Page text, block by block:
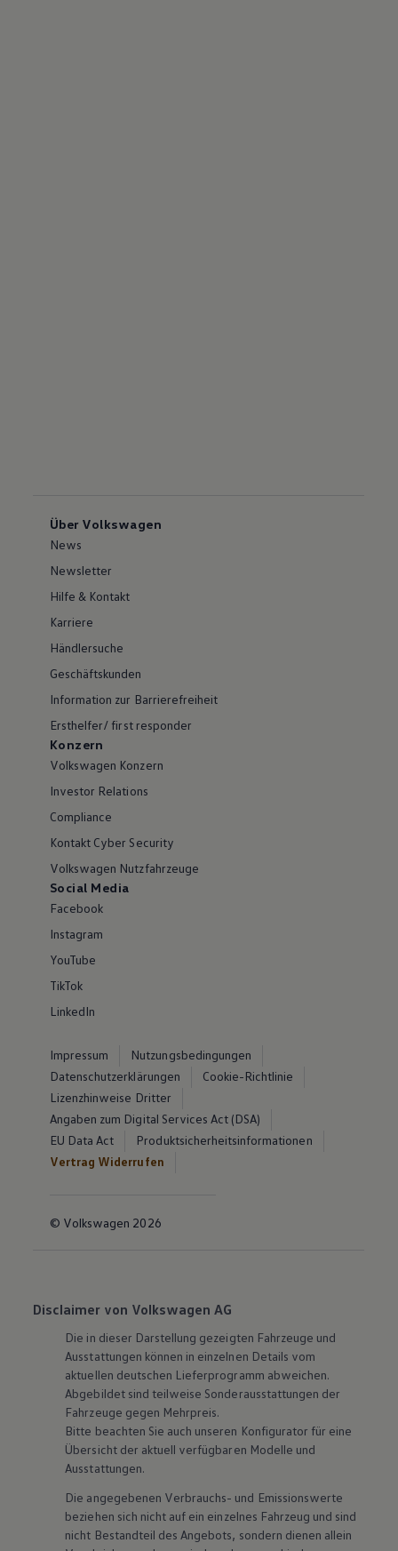
Über Volkswagen
News
Newsletter
Hilfe & Kontakt
Karriere
Händlersuche
Geschäftskunden
Information zur Barrierefreiheit
Ersthelfer/ first responder
Konzern
Volkswagen Konzern
Investor Relations
Compliance
Kontakt Cyber Security
Volkswagen Nutzfahrzeuge
Social Media
Facebook
Instagram
YouTube
TikTok
LinkedIn
Impressum
Nutzungsbedingungen
Datenschutzerklärungen
Cookie-Richtlinie
Lizenzhinweise Dritter
Angaben zum Digital Services Act (DSA)
EU Data Act
Produktsicherheitsinformationen
Vertrag Widerrufen
© Volkswagen 2026
Disclaimer von Volkswagen AG
Die in dieser Darstellung gezeigten Fahrzeuge und
Ausstattungen können in einzelnen Details vom
aktuellen deutschen Lieferprogramm abweichen.
Abgebildet sind teilweise Sonderausstattungen der
Fahrzeuge gegen Mehrpreis.
Bitte beachten Sie auch unseren Konfigurator für eine
Übersicht der aktuell verfügbaren Modelle und
Ausstattungen.
Die angegebenen Verbrauchs- und Emissionswerte
beziehen sich nicht auf ein einzelnes Fahrzeug und sind
nicht Bestandteil des Angebots, sondern dienen allein